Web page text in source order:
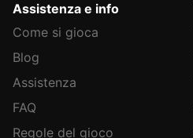
Assistenza e info
Come si gioca
Blog
Assistenza
FAQ
Regole del gioco